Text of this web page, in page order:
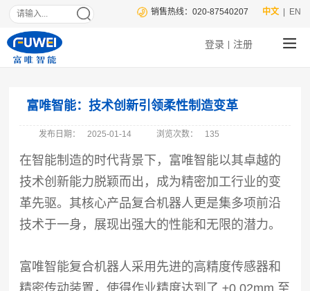
| EN
中文
销售热线：020-87540207
登录 注册
富唯智能：技术创新引领柔性制造变革
发布日期： 2025-01-14 浏览次数： 135
在智能制造的时代背景下，富唯智能以其卓越的
技术创新能力脱颖而出，成为精密加工行业的变
革先驱。其核心产品复合机器人更是集多项前沿
技术于一身，展现出强大的性能和无限的潜力。
富唯智能复合机器人采用先进的高精度传感器和
精密传动装置，使得作业精度达到了 ±0.02mm 至